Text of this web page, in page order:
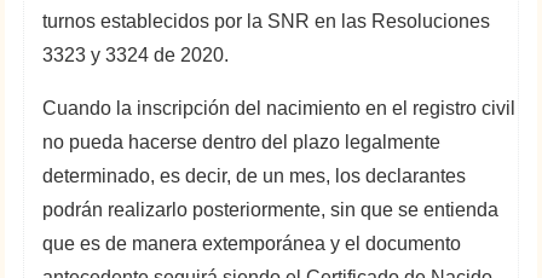
turnos establecidos por la SNR en las Resoluciones
3323 y 3324 de 2020.
Cuando la inscripción del nacimiento en el registro civil
no pueda hacerse dentro del plazo legalmente
determinado, es decir, de un mes, los declarantes
podrán realizarlo posteriormente, sin que se entienda
que es de manera extemporánea y el documento